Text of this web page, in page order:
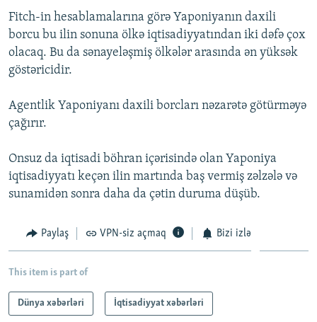
İNFOQRAFIKA
KARIKATURA
AZƏRBAYCAN ƏDƏBIYYATI KITABXANASI
İSLAM VƏ DEMOKRATIYA
İZ - MƏDƏNIYYƏT PROQRAMI
MISSIYAMIZ
PEŞƏ ETIKASI VƏ JURNALISTIKA STANDARTLARIMIZ
MATERIALLARIMIZDAN ISTIFADƏ
BIZIMLƏ ƏLAQƏ
BIZI IZLƏ
RFE/RL-in bütün saytları
Fitch-in hesablamalarına görə Yaponiyanın daxili
borcu bu ilin sonuna ölkə iqtisadiyyatından iki dəfə çox
olacaq. Bu da sənayeləşmiş ölkələr arasında ən yüksək
göstəricidir.
Agentlik Yaponiyanı daxili borcları nəzarətə götürməyə
çağırır.
Onsuz da iqtisadi böhran içərisində olan Yaponiya
iqtisadiyyatı keçən ilin martında baş vermiş zəlzələ və
sunamidən sonra daha da çətin duruma düşüb.
Paylaş VPN-siz açmaq Bizi izlə
This item is part of
Dünya xəbərləri İqtisadiyyat xəbərləri